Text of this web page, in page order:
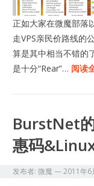
正如大家在微魔部落
走VPS亲民价路线的
算是其中相当不错的
是十分“Rear”… 阅读
BurstNet
惠码
发布者:微魔 —2011年6